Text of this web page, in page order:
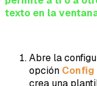
texto en la
Abre la
opción Config
crea una